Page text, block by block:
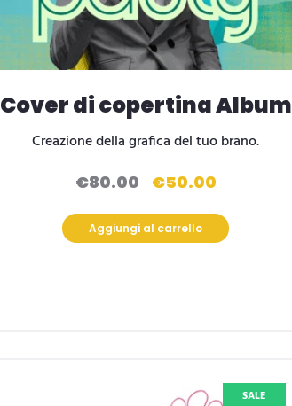
Cover di copertina Album
Creazione della grafica del tuo brano.
€80.00
Il
originale
era:
€50.00
attuale
è:
Aggiungi al carrello
SALE